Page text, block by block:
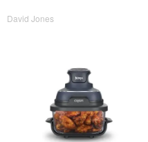
David Jones